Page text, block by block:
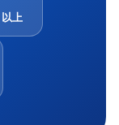
以上